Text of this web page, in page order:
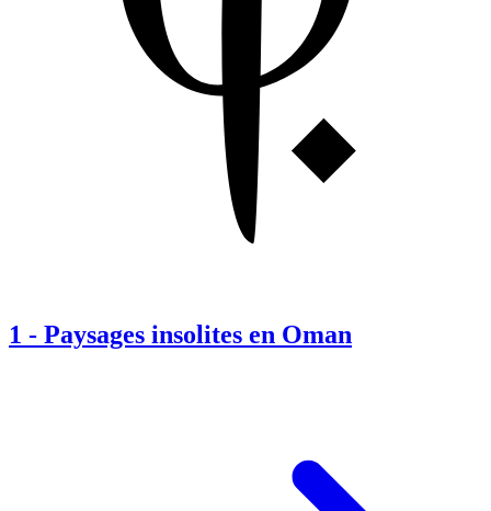
1 - Paysages insolites en Oman